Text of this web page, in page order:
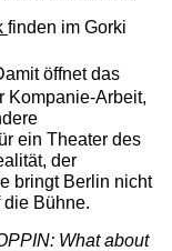
finden im Gorki
öffnet das
Kompanie-Arbeit,
ein Theater des
der
bringt Berlin nicht
Bühne.
What about